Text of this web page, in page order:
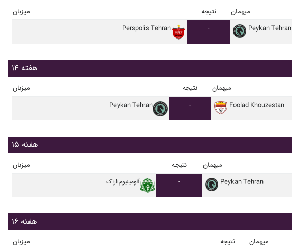
میزبان نتیجه میهمان
Perspolis Tehran - Peykan Tehran
هفته ۱۴
میزبان نتیجه میهمان
Peykan Tehran - Foolad Khouzestan
هفته ۱۵
میزبان نتیجه میهمان
آلومينيوم اراک - Peykan Tehran
هفته ۱۶
میزبان نتیجه میهمان